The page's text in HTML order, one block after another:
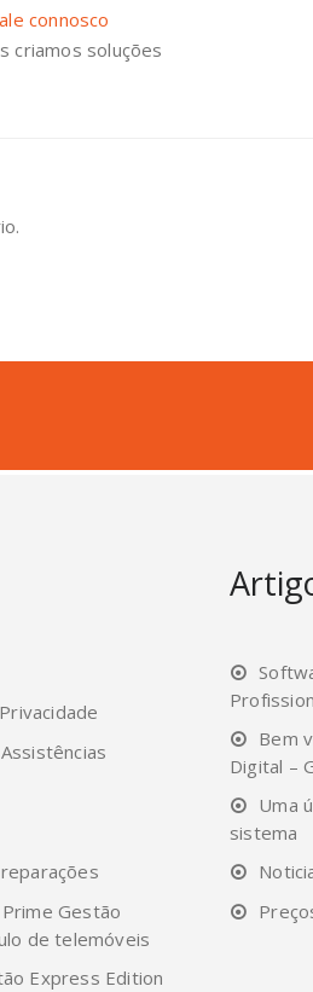
connosco
criamos soluções
Gestão
de telemóveis
Express Edition
Bem
Digital –
Uma
sistema